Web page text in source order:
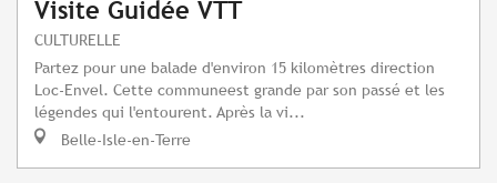
Visite Guidée VTT
CULTURELLE
Partez pour une balade d'environ 15 kilomètres direction
Loc-Envel. Cette communeest grande par son passé et les
légendes qui l'entourent. Après la vi...
Belle-Isle-en-Terre